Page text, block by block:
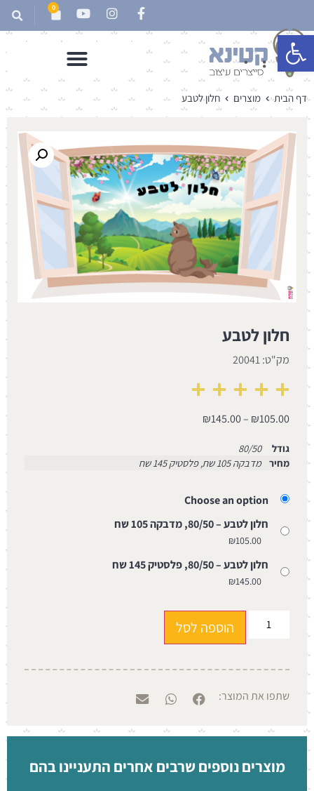
פתח סרגל נגישות
0
דף הבית מוצרים חלון לטבע
חלון לטבע
מק"ט: 20041
₪105.00
–
₪145.00
גודל
80/50
מחיר מדבקה 105 שח, פלסטיק 145 שח
Choose an option
חלון לטבע – 80/50, מדבקה 105 שח
₪105.00
חלון לטבע – 80/50, פלסטיק 145 שח
₪145.00
הוספה לסל
שתפו את המוצר:
מוצרים נוספים שרבים אחרים התעניינו בהם